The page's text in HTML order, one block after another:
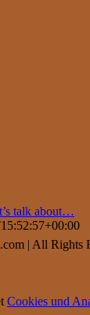
talk about…
| All Rights
Cookies und